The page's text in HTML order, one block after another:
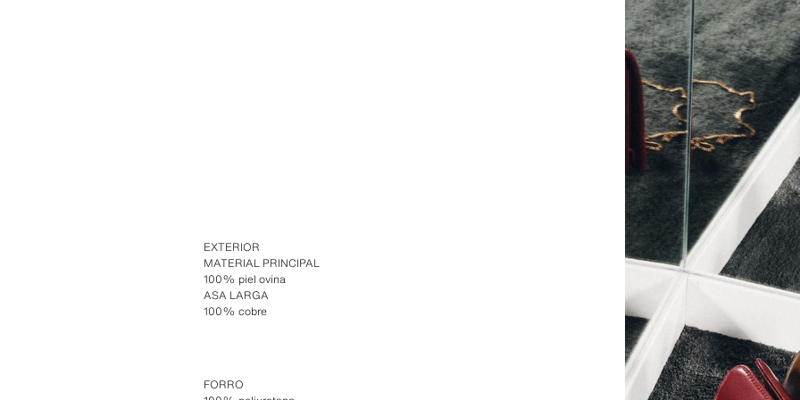
EXTERIOR
MATERIAL PRINCIPAL
100% piel ovina
ASA LARGA
100% cobre
FORRO